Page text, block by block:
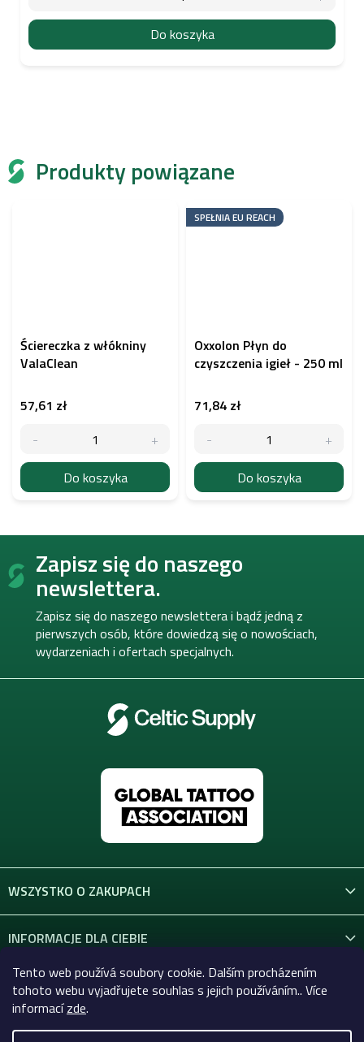
Tento web používá soubory cookie. Dalším procházením
tohoto webu vyjadřujete souhlas s jejich používáním.. Více
informacízde.
Produkty powiązane
Ściereczka z włókniny
ValaClean
57,61 zł
Do koszyka
SPEŁNIA EU REACH
Oxxolon Płyn do
czyszczenia igieł - 250 ml
71,84 zł
Do koszyka
Do koszyka
S
Zapisz się do naszego
newslettera.
Zapisz się do naszego newslettera i bądź jedną z
pierwszych osób, które dowiedzą się o nowościach,
wydarzeniach i ofertach specjalnych.
WSZYSTKO O ZAKUPACH
INFORMACJE DLA CIEBIE
KONTAKT